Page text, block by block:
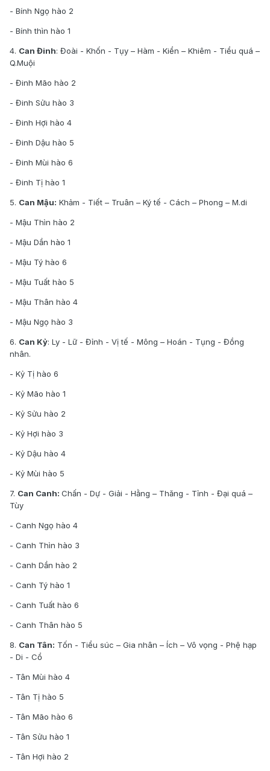
- Bính Ngọ hào 2
- Bính thìn hào 1
4. Can Đinh: Đoài - Khốn - Tụy – Hàm - Kiển – Khiêm - Tiểu quá –
Q.Muội
- Đinh Mão hào 2
- Đinh Sửu hào 3
- Đinh Hợi hào 4
- Đinh Dậu hào 5
- Đinh Mùi hào 6
- Đinh Tị hào 1
5. Can Mậu: Khảm - Tiết – Truân – Ký tế - Cách – Phong – M.di
- Mậu Thìn hào 2
- Mậu Dần hào 1
- Mậu Tý hào 6
- Mậu Tuất hào 5
- Mậu Thân hào 4
- Mậu Ngọ hào 3
6. Can Kỷ: Ly - Lữ - Đỉnh - Vị tế - Mông – Hoán - Tụng - Đồng
nhân.
- Kỷ Tị hào 6
- Kỷ Mão hào 1
- Kỷ Sửu hào 2
- Kỷ Hợi hào 3
- Kỷ Dậu hào 4
- Kỷ Mùi hào 5
7. Can Canh: Chấn - Dự - Giải - Hằng – Thăng - Tỉnh - Đại quá –
Tùy
- Canh Ngọ hào 4
- Canh Thìn hào 3
- Canh Dần hào 2
- Canh Tý hào 1
- Canh Tuất hào 6
- Canh Thân hào 5
8. Can Tân: Tốn - Tiểu súc – Gia nhân – Ích – Vô vọng - Phệ hạp
- Di - Cổ
- Tân Mùi hào 4
- Tân Tị hào 5
- Tân Mão hào 6
- Tân Sửu hào 1
- Tân Hợi hào 2